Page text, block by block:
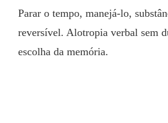
Parar o tempo, manejá-lo,
reversível. Alotropia verbal sem
escolha da memória.